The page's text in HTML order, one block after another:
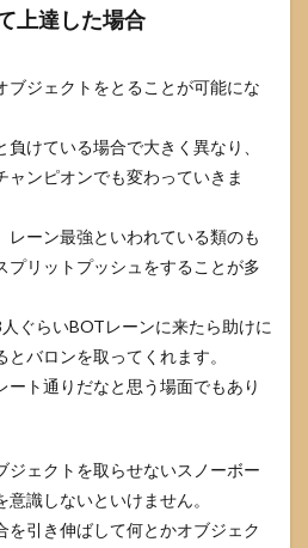
上達した場合
ブジェクトをとることが可能にな
けている場合で大きく異なり、
ャンピオンでも変わっていきま
レーン最強といわれている類のも
プリットプッシュをすることが多
ぐらいBOTレーンに来たら助けに
バロンを取ってくれます。
ート通りだなと思う場面でもあり
ジェクトを取らせないスノーボー
識しないといけません。
を引き伸ばして何とかオブジェク